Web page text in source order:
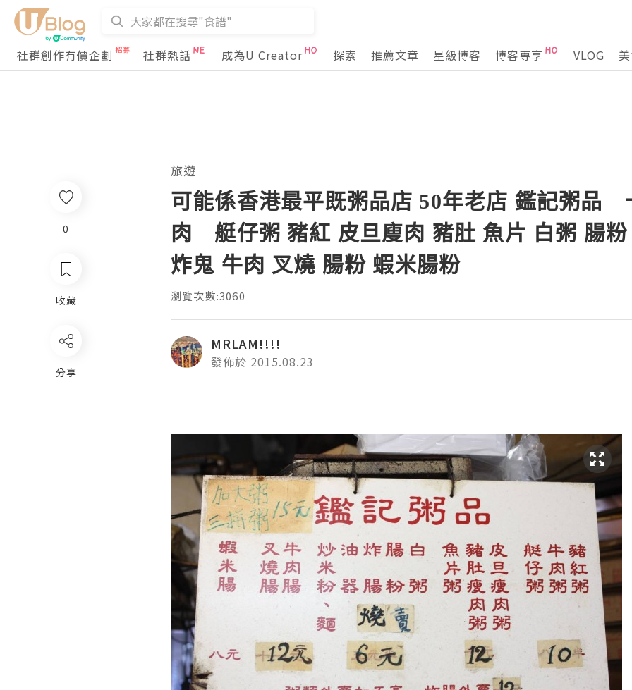
社群創作有價企劃 社群熱話 成為U Creator 探索 推薦文章 星級博客 博客專享 VLOG
0
收藏
分享
旅遊
可能係香港最平既粥品店 50年老店 鑑記粥
肉 艇仔粥 豬紅 皮旦廋肉 豬肚 魚片 白粥 腸
炸鬼 牛肉 叉燒 腸粉 蝦米腸粉
瀏覽次數:3060
MRLAM!!!!
發佈於 2015.08.23